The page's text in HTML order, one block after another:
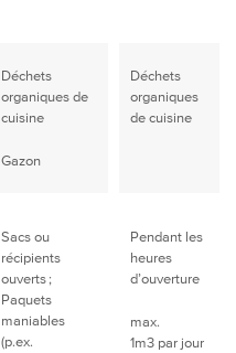
Déchets
organiques de
cuisine
Gazon
Déchets
organiques
de cuisine
Sacs ou
récipients
ouverts ;
Paquets
maniables
(p.ex.
Pendant les
heures
d’ouverture
max.
1m3 par jour